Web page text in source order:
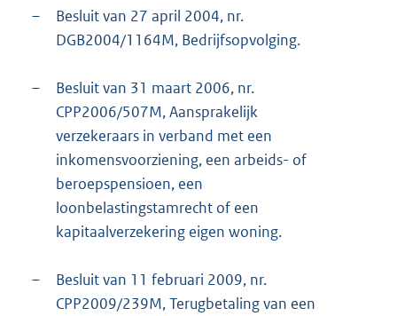
–
Besluit van 27 april 2004, nr.
DGB2004/1164M, Bedrijfsopvolging.
–
Besluit van 31 maart 2006, nr.
CPP2006/507M, Aansprakelijk
verzekeraars in verband met een
inkomensvoorziening, een arbeids- of
beroepspensioen, een
loonbelastingstamrecht of een
kapitaalverzekering eigen woning.
–
Besluit van 11 februari 2009, nr.
CPP2009/239M, Terugbetaling van een